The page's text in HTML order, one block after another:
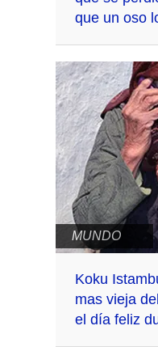
que un oso
MUNDO
Koku
mas vieja
el día feliz